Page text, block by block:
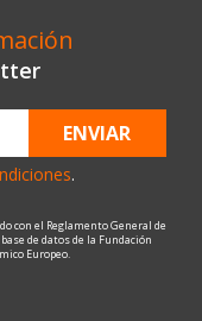
.
ENVIAR
con el Reglamento General de
de datos de la Fundación
Europeo.